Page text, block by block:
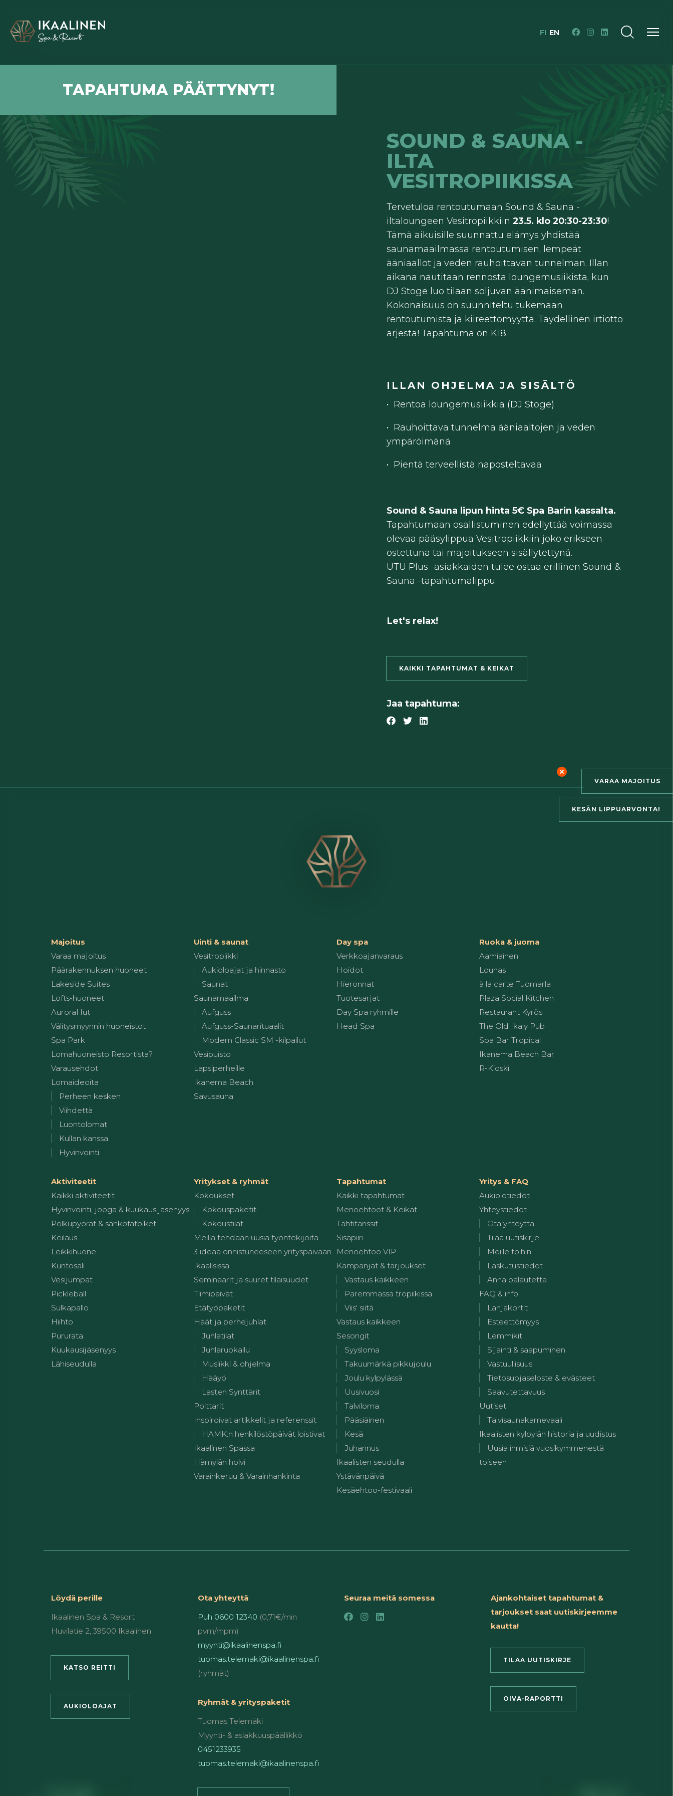
VARAA MAJOITUS
KESÄN LIPPUARVONTA!
FI EN
TAPAHTUMA PÄÄTTYNYT!
SOUND & SAUNA -
ILTA
VESITROPIIKISSA
Tervetuloa rentoutumaan Sound & Sauna -
iltaloungeen Vesitropiikkiin 23.5. klo 20:30-23:30!
Tämä aikuisille suunnattu elämys yhdistää
saunamaailmassa rentoutumisen, lempeät
ääniaallot ja veden rauhoittavan tunnelman. Illan
aikana nautitaan rennosta loungemusiikista, kun
DJ Stoge luo tilaan soljuvan äänimaiseman.
Kokonaisuus on suunniteltu tukemaan
rentoutumista ja kiireettömyyttä. Täydellinen irtiotto
arjesta! Tapahtuma on K18.
ILLAN OHJELMA JA SISÄLTÖ
• Rentoa loungemusiikkia (DJ Stoge)
• Rauhoittava tunnelma ääniaaltojen ja veden
ympäröimänä
• Pientä terveellistä naposteltavaa
Sound & Sauna lipun hinta 5€ Spa Barin kassalta.
Tapahtumaan osallistuminen edellyttää voimassa
olevaa pääsylippua Vesitropiikkiin joko erikseen
ostettuna tai majoitukseen sisällytettynä.
UTU Plus -asiakkaiden tulee ostaa erillinen Sound &
Sauna -tapahtumalippu.
Let's relax!
KAIKKI TAPAHTUMAT & KEIKAT
Jaa tapahtuma:
Majoitus
Varaa majoitus
Päärakennuksen huoneet
Lakeside Suites
Lofts-huoneet
AuroraHut
Välitysmyynnin huoneistot
Spa Park
Lomahuoneisto Resortista?
Varausehdot
Lomaideoita
Perheen kesken
Viihdettä
Luontolomat
Kullan kanssa
Hyvinvointi
Uinti & saunat
Vesitropiikki
Aukioloajat ja hinnasto
Saunat
Saunamaailma
Aufguss
Aufguss-Saunarituaalit
Modern Classic SM -kilpailut
Vesipuisto
Lapsiperheille
Ikanema Beach
Savusauna
Day spa
Verkkoajanvaraus
Hoidot
Hieronnat
Tuotesarjat
Day Spa ryhmille
Head Spa
Ruoka & juoma
Aamiainen
Lounas
à la carte Tuomarla
Plaza Social Kitchen
Restaurant Kyrös
The Old Ikaly Pub
Spa Bar Tropical
Ikanema Beach Bar
R-Kioski
Aktiviteetit
Kaikki aktiviteetit
Hyvinvointi, jooga & kuukausijäsenyys
Polkupyörät & sähköfatbiket
Keilaus
Leikkihuone
Kuntosali
Vesijumpat
Pickleball
Sulkapallo
Hiihto
Pururata
Kuukausijäsenyys
Lähiseudulla
Yritykset & ryhmät
Kokoukset
Kokouspaketit
Kokoustilat
Meillä tehdään uusia työntekijöitä
3 ideaa onnistuneeseen yrityspäivään
Ikaalisissa
Seminaarit ja suuret tilaisuudet
Tiimipäivät
Etätyöpaketit
Häät ja perhejuhlat
Juhlatilat
Juhlaruokailu
Musiikki & ohjelma
Hääyö
Lasten Synttärit
Polttarit
Inspiroivat artikkelit ja referenssit
HAMK:n henkilöstöpäivät loistivat
Ikaalinen Spassa
Hämylän holvi
Varainkeruu & Varainhankinta
Tapahtumat
Kaikki tapahtumat
Menoehtoot & Keikat
Tähtitanssit
Sisäpiiri
Menoehtoo VIP
Kampanjat & tarjoukset
Vastaus kaikkeen
Paremmassa tropiikissa
Viis' siitä
Vastaus kaikkeen
Sesongit
Syysloma
Takuumärkä pikkujoulu
Joulu kylpylässä
Uusivuosi
Talviloma
Pääsiäinen
Kesä
Juhannus
Ikaalisten seudulla
Ystävänpäivä
Kesäehtoo-festivaali
Yritys & FAQ
Aukiolotiedot
Yhteystiedot
Ota yhteyttä
Tilaa uutiskirje
Meille töihin
Laskutustiedot
Anna palautetta
FAQ & info
Lahjakortit
Esteettömyys
Lemmikit
Sijainti & saapuminen
Vastuullisuus
Tietosuojaseloste & evästeet
Saavutettavuus
Uutiset
Talvisaunakarnevaali
Ikaalisten kylpylän historia ja uudistus
Uusia ihmisiä vuosikymmenestä
toiseen
Löydä perille
Ikaalinen Spa & Resort
Huvilatie 2, 39500 Ikaalinen
KATSO REITTI
AUKIOLOAJAT
Ota yhteyttä
Puh 0600 12340 (0,71€/min
pvm/mpm)
myynti@ikaalinenspa.fi
tuomas.telemaki@ikaalinenspa.fi
(ryhmät)
Ryhmät & yrityspaketit
Tuomas Telemäki
Myynti- & asiakkuuspäällikkö
0451233935
tuomas.telemaki@ikaalinenspa.fi
Seuraa meitä somessa
Ajankohtaiset tapahtumat &
tarjoukset saat uutiskirjeemme
kautta!
TILAA UUTISKIRJE
OIVA-RAPORTTI